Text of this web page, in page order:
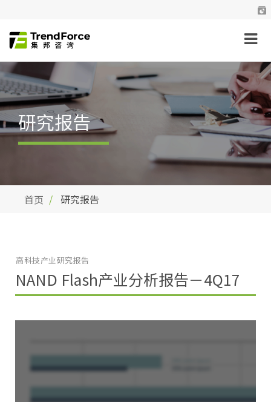
研究报告
首页 研究报告
NAND Flash产业分析报告－4Q17
高科技产业研究报告